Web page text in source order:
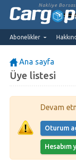
Nakliye
Abonelikler
Ana sayfa
Üye listesi
Devam
Oturum